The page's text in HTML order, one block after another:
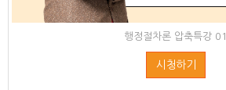
행정절차론 압축특강 01
시청하기